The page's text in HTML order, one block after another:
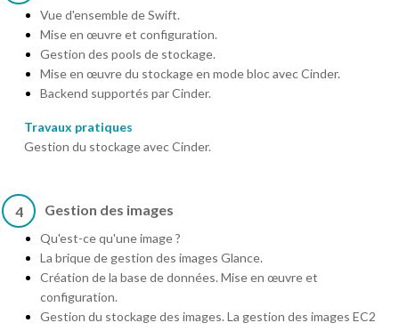
Vue d'ensemble de Swift.
Mise en œuvre et configuration.
Gestion des pools de stockage.
Mise en œuvre du stockage en mode bloc avec Cinder.
Backend supportés par Cinder.
Travaux pratiques
Gestion du stockage avec Cinder.
4 Gestion des images
Qu'est-ce qu'une image ?
La brique de gestion des images Glance.
Création de la base de données. Mise en œuvre et
configuration.
Gestion du stockage des images. La gestion des images EC2